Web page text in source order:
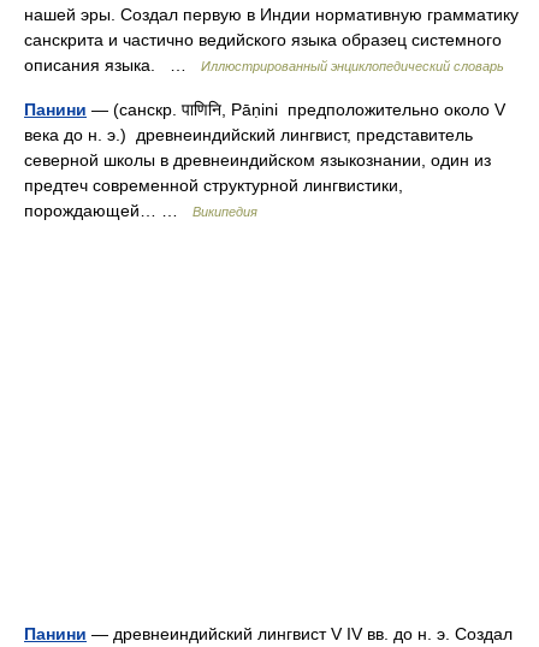
нашей эры. Создал первую в Индии нормативную грамматику
санскрита и частично ведийского языка образец системного
описания языка. …
Иллюстрированный энциклопедический словарь
Панини — (санскр. पाणिनि, Pāṇini предположительно около V
века до н. э.) древнеиндийский лингвист, представитель
северной школы в древнеиндийском языкознании, один из
предтеч современной структурной лингвистики,
порождающей… …
Википедия
Панини — древнеиндийский лингвист V IV вв. до н. э. Создал